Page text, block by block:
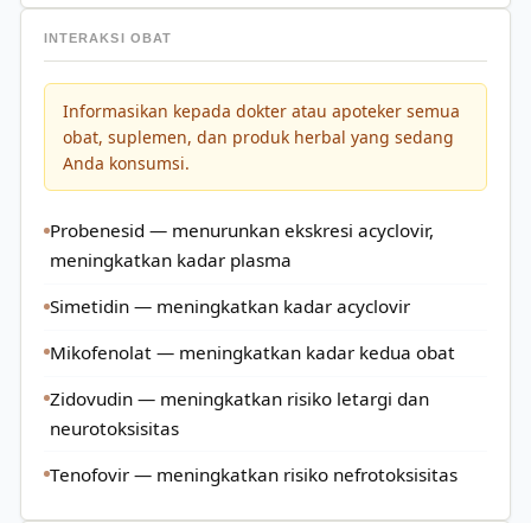
INTERAKSI OBAT
Informasikan kepada dokter atau apoteker semua
obat, suplemen, dan produk herbal yang sedang
Anda konsumsi.
Probenesid — menurunkan ekskresi acyclovir,
meningkatkan kadar plasma
Simetidin — meningkatkan kadar acyclovir
Mikofenolat — meningkatkan kadar kedua obat
Zidovudin — meningkatkan risiko letargi dan
neurotoksisitas
Tenofovir — meningkatkan risiko nefrotoksisitas